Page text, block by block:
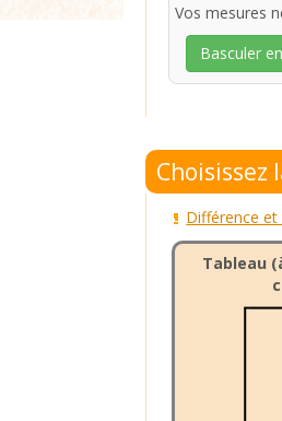
Vos mesures
Basculer
Choisissez
Différence
Tableau